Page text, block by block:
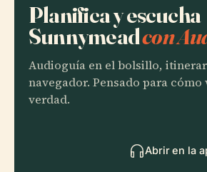
Planifica y escucha
Sunnymeadcon
Audioguía en el bolsillo,
navegador. Pensado para cómo
verdad.
Abrir en la